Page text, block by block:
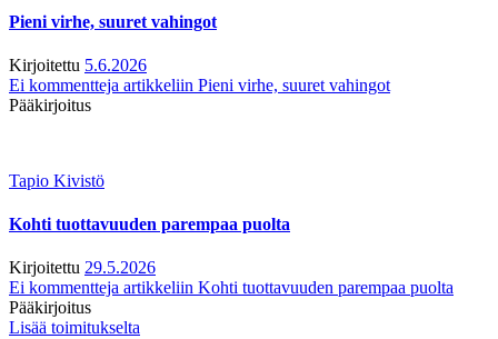
Pieni virhe, suuret vahingot
Kirjoitettu 5.6.2026
Ei kommentteja artikkeliin Pieni virhe, suuret vahingot
Pääkirjoitus
Tapio Kivistö
Kohti tuottavuuden parempaa puolta
Kirjoitettu 29.5.2026
Ei kommentteja artikkeliin Kohti tuottavuuden parempaa puolta
Pääkirjoitus
Lisää toimitukselta